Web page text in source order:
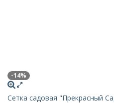
-14%
Сетка садовая "Прекрасный